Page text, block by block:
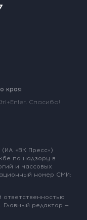
края
Спасибо!
(ИА «ВК Пресс»)
по надзору в
и массовых
номер СМИ:
ответственностью
Главный редактор —